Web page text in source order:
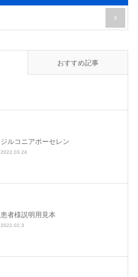
9
おすすめ記事
ジルコニアポーセレン
2022.03.24
患者様説明用見本
2022.02.3